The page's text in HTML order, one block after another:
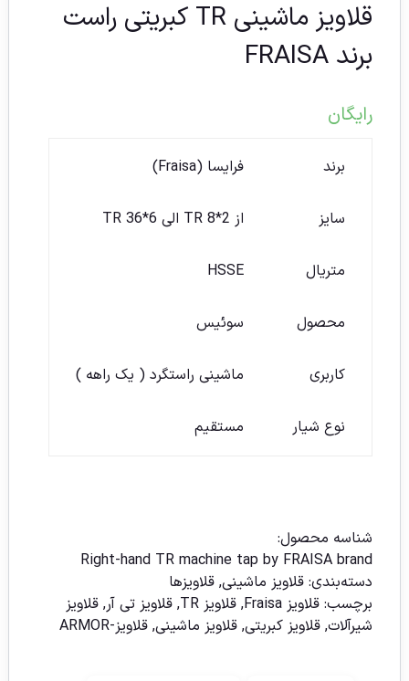
قلاویز ماشینی TR کبریتی راست
برند FRAISA
رایگان
برند فرایسا (Fraisa)
سایز از TR 8*2 الی TR 36*6
متریال HSSE
محصول سوئیس
کاربری ماشینی راستگرد ( یک راهه )
نوع شیار مستقیم
شناسه محصول:
Right-hand TR machine tap by FRAISA brand
دسته‌بندی: قلاویز ماشینی, قلاویزها
برچسب: قلاویز Fraisa , قلاویز TR , قلاویز تی آر, قلاویز
شیرآلات, قلاویز کبریتی, قلاویز ماشینی, قلاویز-ARMOR